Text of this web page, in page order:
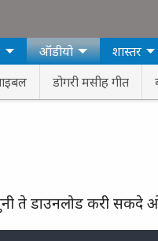
ऑडीयो
डोगरी मसीह गीत
शास्तर
ते डाउनलोड करी सकदे